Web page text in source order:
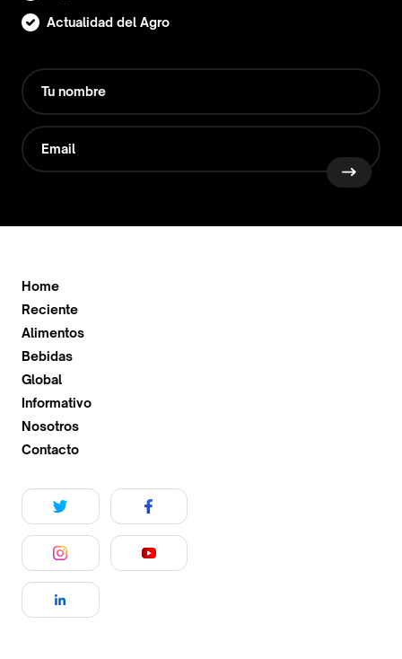
Actualidad del Agro
Home
Reciente
Alimentos
Bebidas
Global
Informativo
Nosotros
Contacto